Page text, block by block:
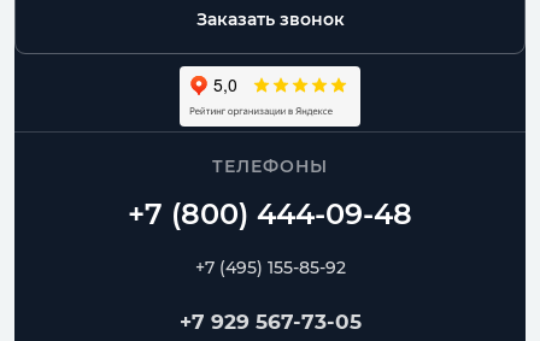
доставка, самовывоз, работа с монтажниками
Частые вопросы
Заказать звонок
ТЕЛЕФОНЫ
+7 (495) 155-85-92
+7 929 567-73-05